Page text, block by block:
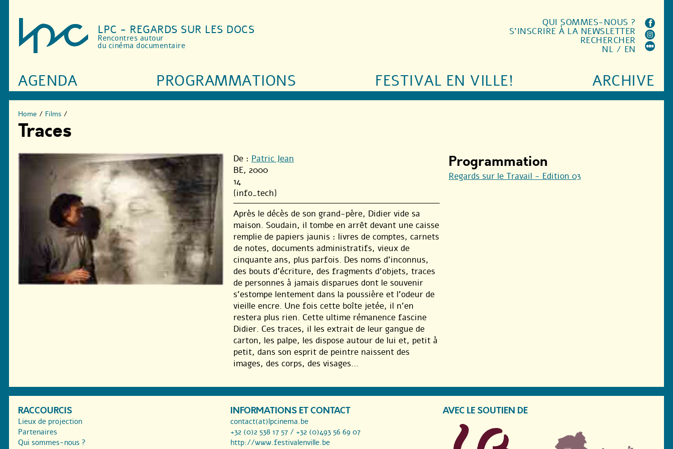
LPC - REGARDS SUR LES DOCS
Rencontres autour
du cinéma documentaire
AGENDA PROGRAMMATIONS FESTIVAL EN VILLE! ARCHIVE
QUI SOMMES-NOUS ?
S'INSCRIRE À LA NEWSLETTER
RECHERCHER
NL / EN
Home / Films /
Traces
De : Patric Jean
BE, 2000
14
{info_tech}
Après le décès de son grand-père, Didier vide sa
maison. Soudain, il tombe en arrêt devant une caisse
remplie de papiers jaunis : livres de comptes, carnets
de notes, documents administratifs, vieux de
cinquante ans, plus parfois. Des noms d’inconnus,
des bouts d’écriture, des fragments d’objets, traces
de personnes à jamais disparues dont le souvenir
s’estompe lentement dans la poussière et l’odeur de
vieille encre. Une fois cette boîte jetée, il n’en
restera plus rien. Cette ultime rémanence fascine
Didier. Ces traces, il les extrait de leur gangue de
carton, les palpe, les dispose autour de lui et, petit à
petit, dans son esprit de peintre naissent des
images, des corps, des visages…
Programmation
Regards sur le Travail - Edition 03
RACCOURCIS
Lieux de projection
Partenaires
Qui sommes-nous ?
INFORMATIONS ET CONTACT
contact(at)lpcinema.be
+32 (0)2 538 17 57 / +32 (0)493 56 69 07
http://www.festivalenville.be
AVEC LE SOUTIEN DE